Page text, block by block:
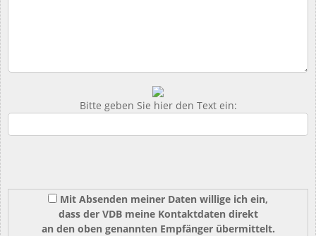
Bitte geben Sie hier den Text ein:
Mit Absenden meiner Daten willige ich ein,
dass der VDB meine Kontaktdaten direkt
an den oben genannten Empfänger übermittelt.